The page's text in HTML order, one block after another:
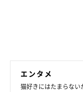
エンタメ
猫好きにはたまらな